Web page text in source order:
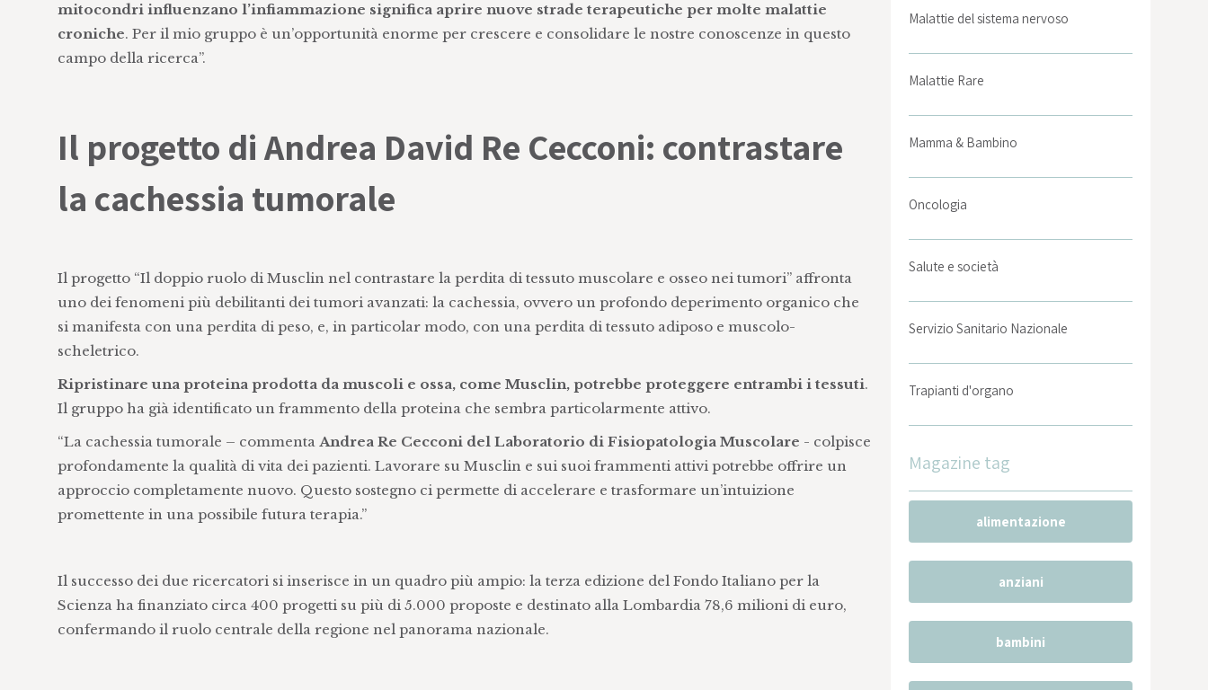
mitocondri influenzano l’infiammazione significa aprire nuove strade terapeutiche per molte malattie
croniche. Per il mio gruppo è un’opportunità enorme per crescere e consolidare le nostre conoscenze in questo
campo della ricerca”.
Il progetto di Andrea David Re Cecconi: contrastare
la cachessia tumorale
Il progetto “Il doppio ruolo di Musclin nel contrastare la perdita di tessuto muscolare e osseo nei tumori” affronta
uno dei fenomeni più debilitanti dei tumori avanzati: la cachessia, ovvero un profondo deperimento organico che
si manifesta con una perdita di peso, e, in particolar modo, con una perdita di tessuto adiposo e muscolo-
scheletrico.
Ripristinare una proteina prodotta da muscoli e ossa, come Musclin, potrebbe proteggere entrambi i tessuti.
Il gruppo ha già identificato un frammento della proteina che sembra particolarmente attivo.
“La cachessia tumorale – commenta Andrea Re Cecconi del Laboratorio di Fisiopatologia Muscolare - colpisce
profondamente la qualità di vita dei pazienti. Lavorare su Musclin e sui suoi frammenti attivi potrebbe offrire un
approccio completamente nuovo. Questo sostegno ci permette di accelerare e trasformare un’intuizione
promettente in una possibile futura terapia.”
Il successo dei due ricercatori si inserisce in un quadro più ampio: la terza edizione del Fondo Italiano per la
Scienza ha finanziato circa 400 progetti su più di 5.000 proposte e destinato alla Lombardia 78,6 milioni di euro,
confermando il ruolo centrale della regione nel panorama nazionale.
Malattie del sistema nervoso
Malattie Rare
Mamma & Bambino
Oncologia
Salute e società
Servizio Sanitario Nazionale
Trapianti d'organo
Magazine tag
alimentazione
anziani
bambini